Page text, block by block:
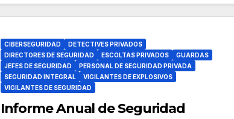
CIBERSEGURIDAD
DETECTIVES PRIVADOS
DIRECTORES DE SEGURIDAD
ESCOLTAS PRIVADOS
GUARDAS
JEFES DE SEGURIDAD
PERSONAL DE SEGURIDAD PRIVADA
SEGURIDAD INTEGRAL
VIGILANTES DE EXPLOSIVOS
VIGILANTES DE SEGURIDAD
Informe Anual de Seguridad